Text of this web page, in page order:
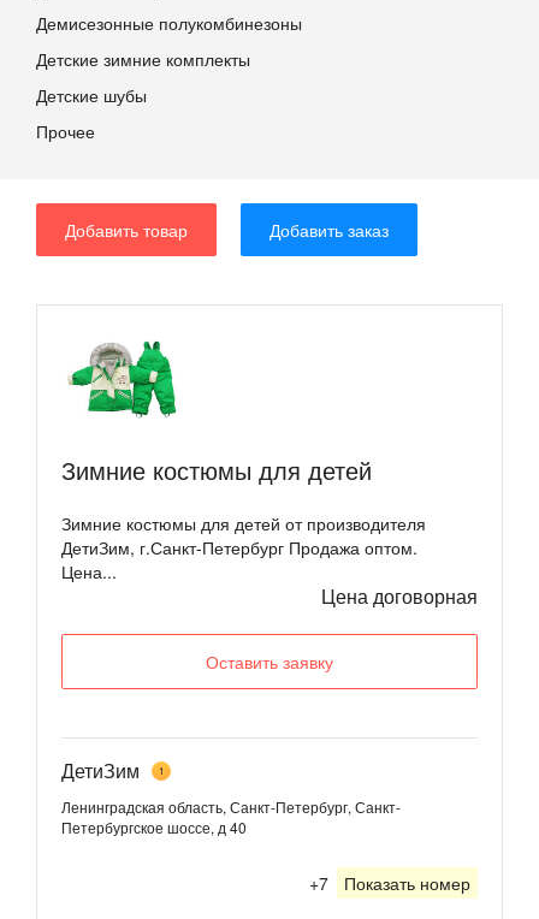
Демисезонные полукомбинезоны
Детские зимние комплекты
Детские шубы
Прочее
Добавить товар Добавить заказ
Зимние костюмы для детей
Зимние костюмы для детей от производителя
ДетиЗим, г.Санкт-Петербург Продажа оптом.
Цена...
Цена договорная
Оставить заявку
ДетиЗим 1
Ленинградская область, Санкт-Петербург, Санкт-
Петербургское шоссе, д 40
+7 Показать номер